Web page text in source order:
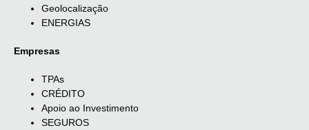
Geolocalização
ENERGIAS
Empresas
TPAs
CRÉDITO
Apoio ao Investimento
SEGUROS